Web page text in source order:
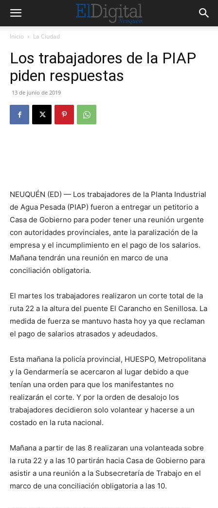
Inicio La Ciudad
Los trabajadores de la PIAP
piden respuestas
13 de junio de 2019
NEUQUÉN (ED) — Los trabajadores de la Planta Industrial
de Agua Pesada (PIAP) fueron a entregar un petitorio a
Casa de Gobierno para poder tener una reunión urgente
con autoridades provinciales, ante la paralización de la
empresa y el incumplimiento en el pago de los salarios.
Mañana tendrán una reunión en marco de una
conciliación obligatoria.
El martes los trabajadores realizaron un corte total de la
ruta 22 a la altura del puente El Carancho en Senillosa. La
medida de fuerza se mantuvo hasta hoy ya que reclaman
el pago de salarios atrasados y adeudados.
Esta mañana la policía provincial, HUESPO, Metropolitana
y la Gendarmería se acercaron al lugar debido a que
tenían una orden para que los manifestantes no
realizarán el corte. Y por la orden de desalojo los
trabajadores decidieron solo volantear y hacerse a un
costado en la ruta nacional.
Mañana a partir de las 8 realizaran una volanteada sobre
la ruta 22 y a las 10 partirán hacia Casa de Gobierno para
asistir a una reunión a la Subsecretaría de Trabajo en el
marco de una conciliación obligatoria a las 10.